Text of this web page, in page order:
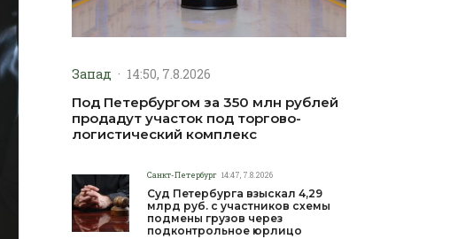
Запад · 14:50, 7.8.2026
Под Петербургом за 350 млн рублей
продадут участок под торгово-
логистический комплекс
Санкт-Петербург 14:47, 7.8.2026
Суд Петербурга взыскал 4,29
млрд руб. с участников схемы
подмены грузов через
подконтрольное юрлицо